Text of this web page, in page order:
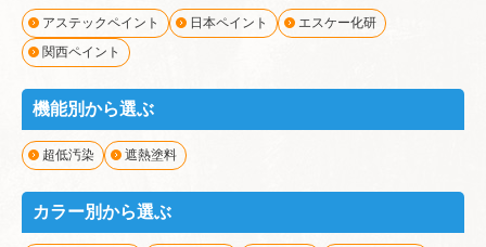
アステックペイント 日本ペイント
エスケー化研
関西ペイント
機能別から選ぶ
超低汚染 遮熱塗料
カラー別から選ぶ